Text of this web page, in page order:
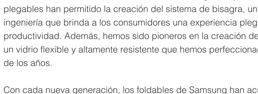
plegables han permitido la creación del sistema de bisagra,
ingeniería que brinda a los consumidores una experiencia
productividad. Además, hemos sido pioneros en la creación
un vidrio flexible y altamente resistente que hemos
de los años.
Con cada nueva generación, los foldables de Samsung han